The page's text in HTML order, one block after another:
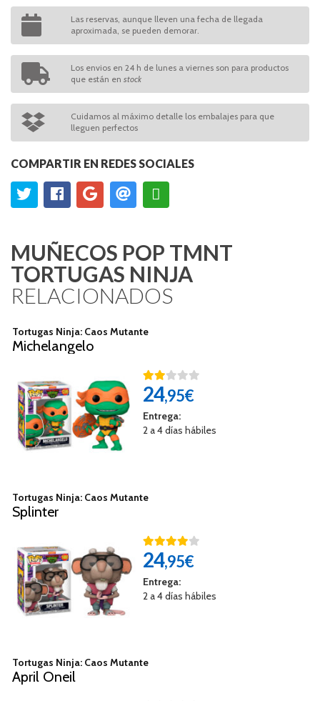
Las reservas, aunque lleven una fecha de llegada
aproximada, se pueden demorar.
Los envios en 24 h de lunes a viernes son para productos
que están en stock
Cuidamos al máximo detalle los embalajes para que
lleguen perfectos
COMPARTIR EN REDES SOCIALES
MUÑECOS POP TMNT
TORTUGAS NINJA
RELACIONADOS
Tortugas Ninja: Caos Mutante
Michelangelo
24,95€
Entrega:
2 a 4 días hábiles
Tortugas Ninja: Caos Mutante
Splinter
24,95€
Entrega:
2 a 4 días hábiles
Tortugas Ninja: Caos Mutante
April Oneil